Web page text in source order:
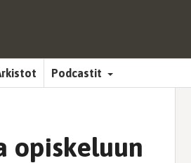
Podcastit
opiskeluun